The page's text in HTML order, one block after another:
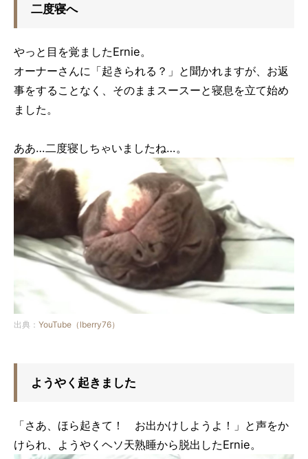
二度寝へ
やっと目を覚ましたErnie。
オーナーさんに「起きられる？」と聞かれますが、お返
事をすることなく、そのままスースーと寝息を立て始め
ました。
ああ…二度寝しちゃいましたね…。
出典： YouTube（lberry76）
ようやく起きました
「さあ、ほら起きて！ お出かけしようよ！」と声をか
けられ、ようやくヘソ天熟睡から脱出したErnie。